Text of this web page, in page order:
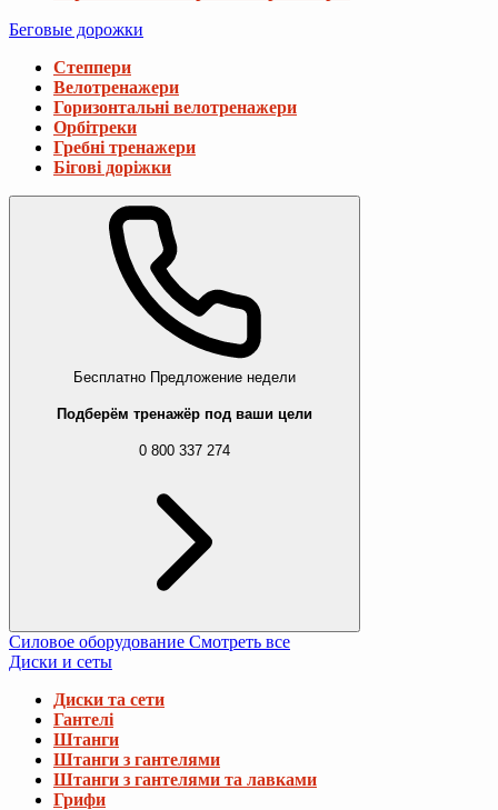
Беговые дорожки
Степпери
Велотренажери
Горизонтальні велотренажери
Орбітреки
Гребні тренажери
Бігові доріжки
Бесплатно Предложение недели
Подберём тренажёр под ваши цели
0 800 337 274
Силовое оборудование Смотреть все
Диски и сеты
Диски та сети
Гантелі
Штанги
Штанги з гантелями
Штанги з гантелями та лавками
Грифи